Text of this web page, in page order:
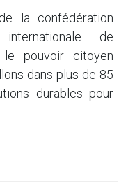
la confédération
de
le pouvoir citoyen
dans plus de 85
durables pour